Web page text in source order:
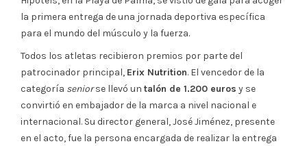
la primera entrega de una jornada deportiva específica
para el mundo del músculo y la fuerza.
Todos los atletas recibieron premios por parte del
patrocinador principal, Erix Nutrition. El vencedor de la
categoría seniorse llevó un talón de 1.200 euros y se
convirtió en embajador de la marca a nivel nacional e
internacional. Su director general, José Jiménez, presente
en el acto, fue la persona encargada de realizar la entrega